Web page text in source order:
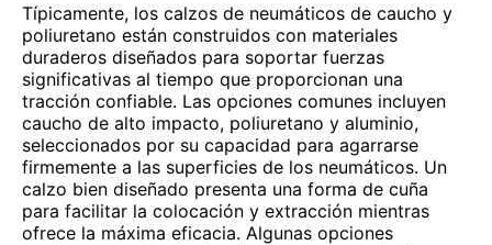
Típicamente, los calzos de neumáticos de caucho y
poliuretano están construidos con materiales
duraderos diseñados para soportar fuerzas
significativas al tiempo que proporcionan una
tracción confiable. Las opciones comunes incluyen
caucho de alto impacto, poliuretano y aluminio,
seleccionados por su capacidad para agarrarse
firmemente a las superficies de los neumáticos. Un
calzo bien diseñado presenta una forma de cuña
para facilitar la colocación y extracción mientras
ofrece la máxima eficacia. Algunas opciones